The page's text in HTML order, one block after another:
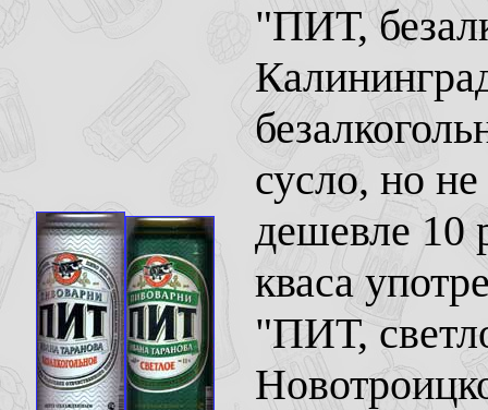
"ПИТ,
сусло, но
дешевле 10
кваса
"ПИТ,